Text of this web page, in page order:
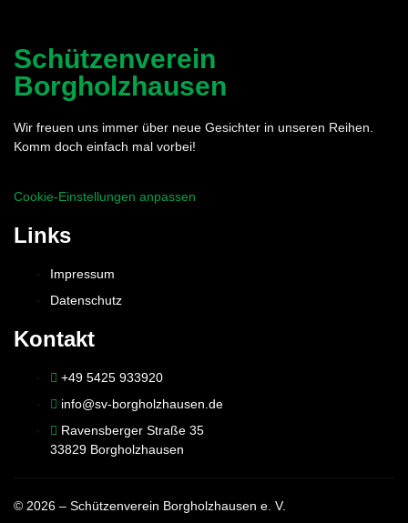
Schützenverein
Borgholzhausen
Wir freuen uns immer über neue Gesichter in unseren Reihen.
Komm doch einfach mal vorbei!
Cookie-Einstellungen anpassen
Links
Impressum
Datenschutz
Kontakt
+49 5425 933920
info@sv-borgholzhausen.de
Ravensberger Straße 35
33829 Borgholzhausen
© 2026 – Schützenverein Borgholzhausen e. V.